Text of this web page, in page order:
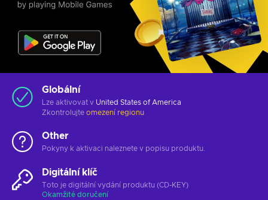
Globální
Lze aktivovat v United States of America
Zkontrolujte omezení regionu
Other
Pokyny k aktivaci naleznete v popisu produktu.
Digitální klíč
Toto je digitální vydání produktu (CD-KEY)
Okamžité doručení